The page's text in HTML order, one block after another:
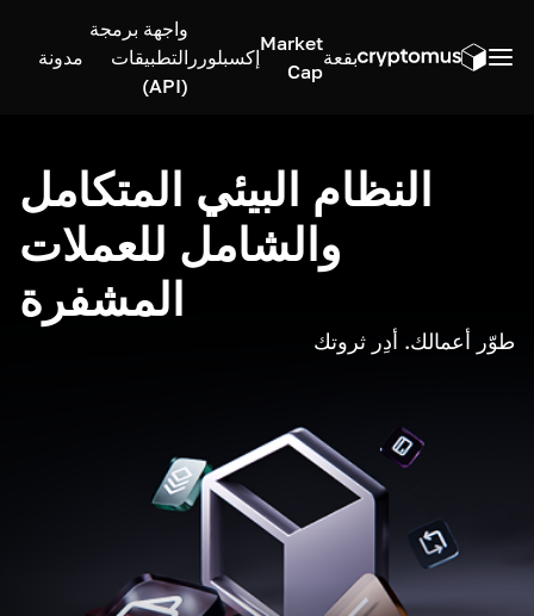
بقعة
Market
Cap
إكسبلورر
واجهة برمجة
التطبيقات
(API)
مدونة
النظام البيئي المتكامل
والشامل للعملات
المشفرة
طوّر أعمالك. أدِر ثروتك